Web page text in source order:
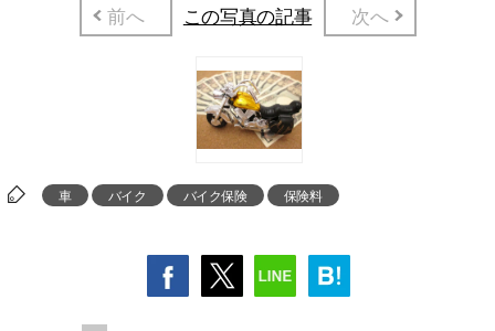
前へ
この写真の記事 次へ
車 バイク バイク保険 保険料